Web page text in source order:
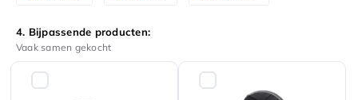
4. Bijpassende producten:
Vaak samen gekocht